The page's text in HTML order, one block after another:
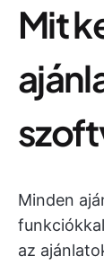
Mit
Minden
az